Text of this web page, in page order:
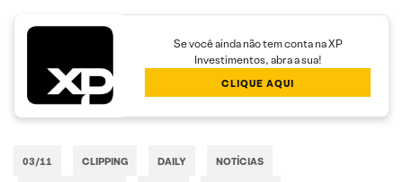
Se você ainda não tem conta na XP
Investimentos, abra a sua!
CLIQUE AQUI
03/11 CLIPPING DAILY NOTÍCIAS